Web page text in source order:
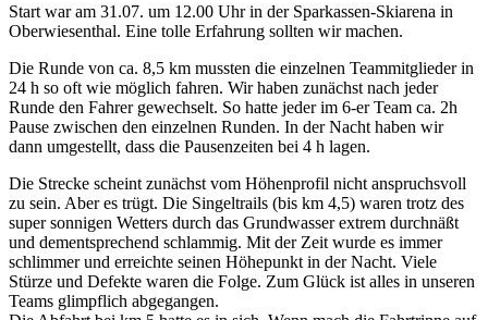
Start war am 31.07. um 12.00 Uhr in der Sparkassen-Skiarena in
Oberwiesenthal. Eine tolle Erfahrung sollten wir machen.
Die Runde von ca. 8,5 km mussten die einzelnen Teammitglieder in
24 h so oft wie möglich fahren. Wir haben zunächst nach jeder
Runde den Fahrer gewechselt. So hatte jeder im 6-er Team ca. 2h
Pause zwischen den einzelnen Runden. In der Nacht haben wir
dann umgestellt, dass die Pausenzeiten bei 4 h lagen.
Die Strecke scheint zunächst vom Höhenprofil nicht anspruchsvoll
zu sein. Aber es trügt. Die Singeltrails (bis km 4,5) waren trotz des
super sonnigen Wetters durch das Grundwasser extrem durchnäßt
und dementsprechend schlammig. Mit der Zeit wurde es immer
schlimmer und erreichte seinen Höhepunkt in der Nacht. Viele
Stürze und Defekte waren die Folge. Zum Glück ist alles in unseren
Teams glimpflich abgegangen.